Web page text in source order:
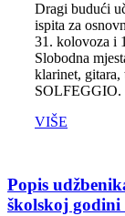
Dragi budući
ispita za
31. kolovoza i
Slobodna
klarinet,
SOLFEGGIO.
VIŠE
Popis
školskoj godini